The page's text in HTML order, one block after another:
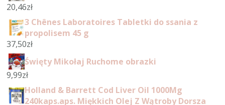
20,46zł
3 Chênes Laboratoires Tabletki do ssania z
propolisem 45 g
37,50zł
Święty Mikołaj Ruchome obrazki
9,99zł
Holland & Barrett Cod Liver Oil 1000Mg
240kaps.aps. Miękkich Olej Z Wątroby Dorsza